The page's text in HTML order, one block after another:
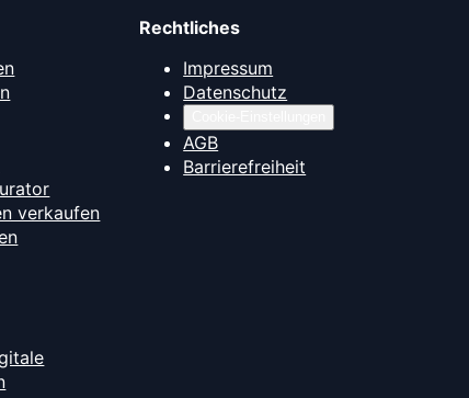
verkaufen
Rechtliches
Impressum
Datenschutz
AGB
Barrierefreiheit